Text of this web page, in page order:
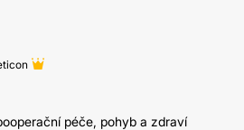
péče, pohyb a zdraví